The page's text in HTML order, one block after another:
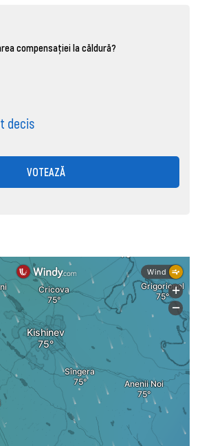
compensației la căldură?
decis
VOTEAZĂ